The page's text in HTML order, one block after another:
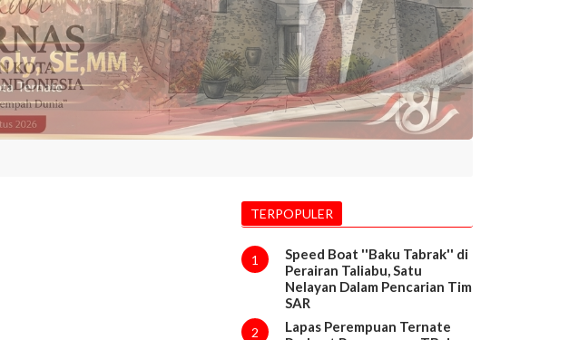
TERPOPULER
1
Speed Boat ''Baku Tabrak'' di
Perairan Taliabu, Satu
Nelayan Dalam Pencarian Tim
SAR
2
Lapas Perempuan Ternate